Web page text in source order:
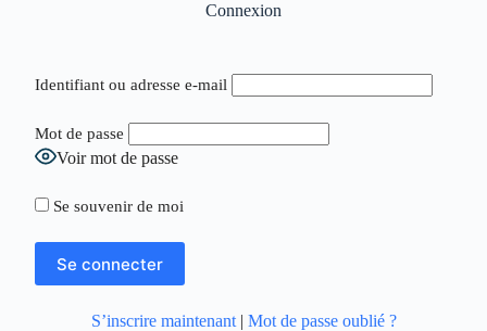
Connexion
Identifiant ou adresse e-mail
Mot de passe
Voir mot de passe
Se souvenir de moi
S’inscrire maintenant| Mot de passe oublié ?